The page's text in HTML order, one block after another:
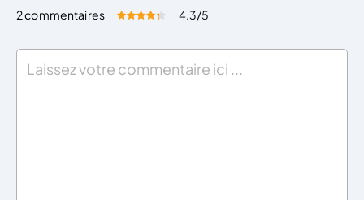
2 commentaires Évaluez cet article:
4.3/5